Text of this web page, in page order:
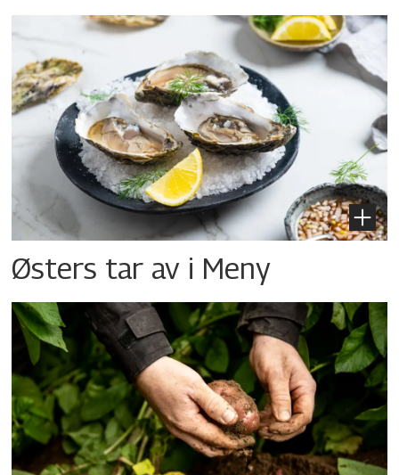
Østers tar av i Meny